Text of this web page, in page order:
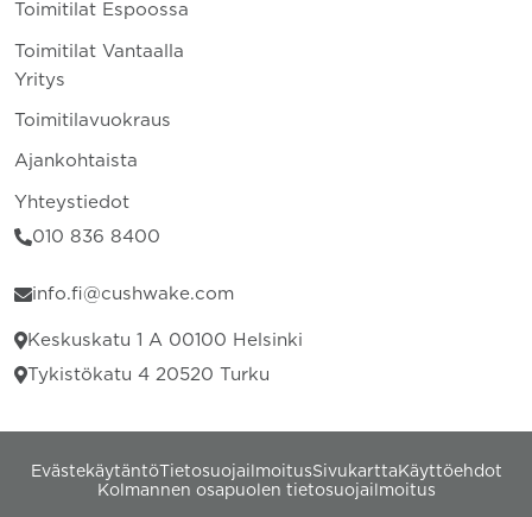
Toimitilat Espoossa
Toimitilat Vantaalla
Yritys
Toimitilavuokraus
Ajankohtaista
Yhteystiedot
010 836 8400
info.fi@cushwake.com
Keskuskatu 1 A 00100 Helsinki
Tykistökatu 4 20520 Turku
EvästekäytäntöTietosuojailmoitusSivukartta Käyttöehdot
Kolmannen osapuolen tietosuojailmoitus